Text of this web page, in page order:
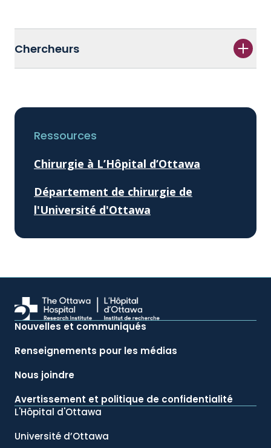
Chercheurs
Ressources
Chirurgie à L’Hôpital d’Ottawa
Département de chirurgie de
l'Université d'Ottawa
Nouvelles et communiqués
Renseignements pour les médias
Nous joindre
Avertissement et politique de confidentialité
L'Hôpital d'Ottawa
Université d’Ottawa